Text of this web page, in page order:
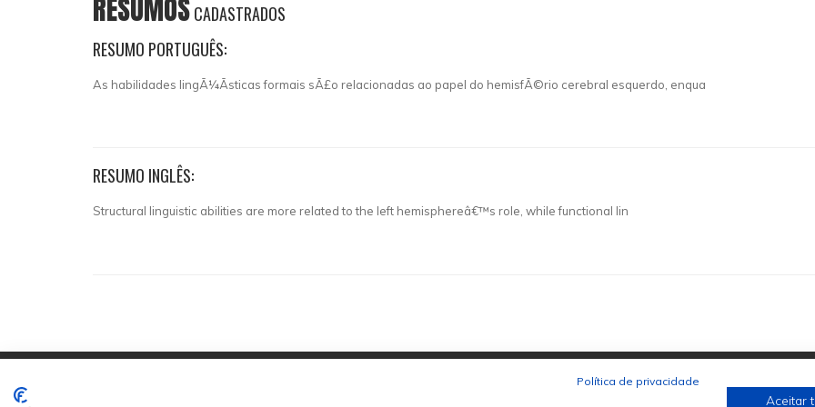
RESUMOSCADASTRADOS
RESUMO PORTUGUÊS:
As habilidades lingÃ¼Ã­sticas formais sÃ£o relacionadas ao papel do hemisfÃ©rio cerebral esquerdo, enqua
RESUMO INGLÊS:
Structural linguistic abilities are more related to the left hemisphereâ€™s role, while functional lin
Política de privacidade
Aceitar